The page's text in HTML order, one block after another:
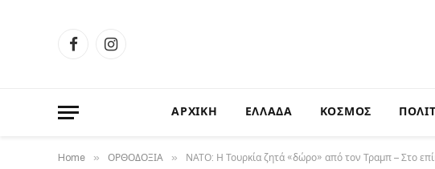
FacebookInstagram
ΑΡΧΙΚΗ ΕΛΛΑΔΑ ΚΟΣΜΟΣ
Home » ΟΡΘΟΔΟΞΙΑ » ΝΑΤΟ: Η Τουρκία ζητά «δώρο» από τον Τραμπ – Στο